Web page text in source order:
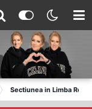
Sectiunea in Limba